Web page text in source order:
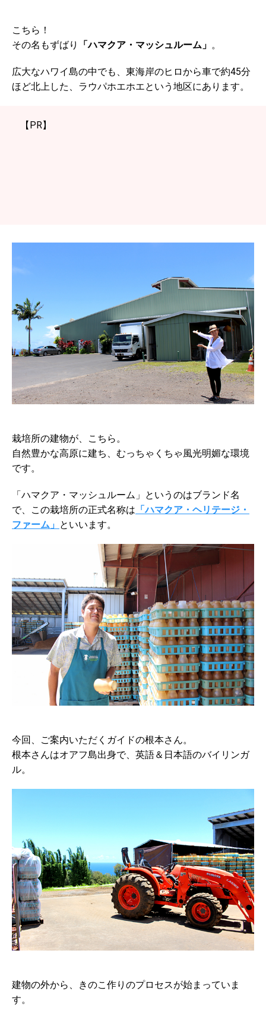
こちら！
その名もずばり
「ハマクア・マッシュルーム」 。
広大なハワイ島の中でも、東海岸のヒロから車で約45分
ほど北上した、ラウパホエホエという地区にあります。
【PR】
栽培所の建物が、こちら。
自然豊かな高原に建ち、むっちゃくちゃ風光明媚な環境
です。
「ハマクア・マッシュルーム」というのはブランド名
で、この栽培所の正式名称は 「ハマクア・ヘリテージ・
ファーム」 といいます。
今回、ご案内いただくガイドの根本さん。
根本さんはオアフ島出身で、英語＆日本語のバイリンガ
ル。
建物の外から、きのこ作りのプロセスが始まっていま
す。